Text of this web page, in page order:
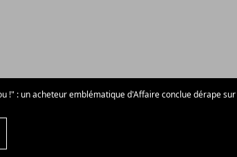
!" : un acheteur emblématique d'Affaire conclue dérape